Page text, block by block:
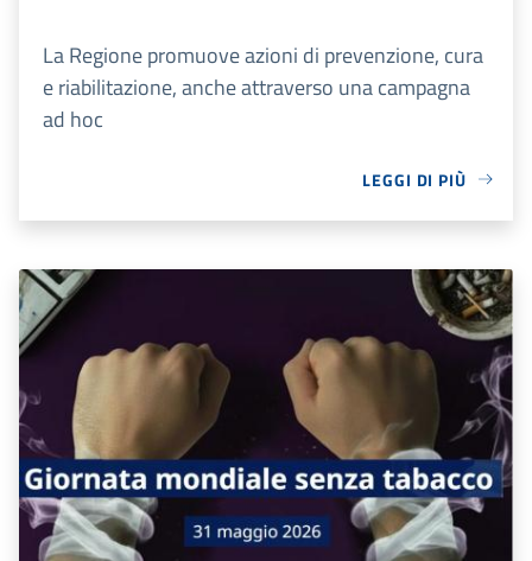
La Regione promuove azioni di prevenzione, cura
e riabilitazione, anche attraverso una campagna
ad hoc
LEGGI DI PIÙ